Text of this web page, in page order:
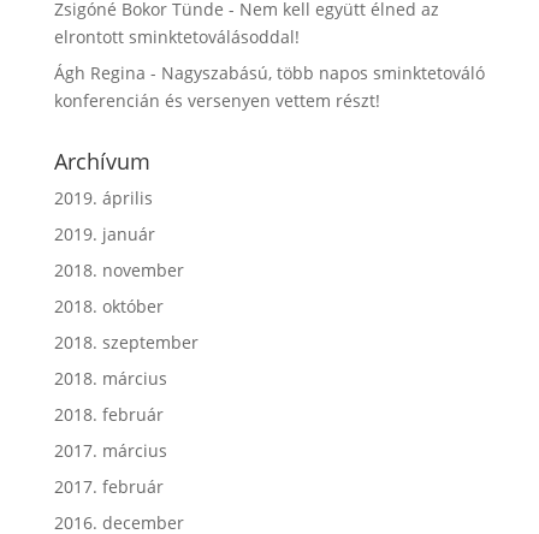
Zsigóné Bokor Tünde - Nem kell együtt élned az
elrontott sminktetoválásoddal!
Ágh Regina - Nagyszabású, több napos sminktetováló
konferencián és versenyen vettem részt!
Archívum
2019. április
2019. január
2018. november
2018. október
2018. szeptember
2018. március
2018. február
2017. március
2017. február
2016. december